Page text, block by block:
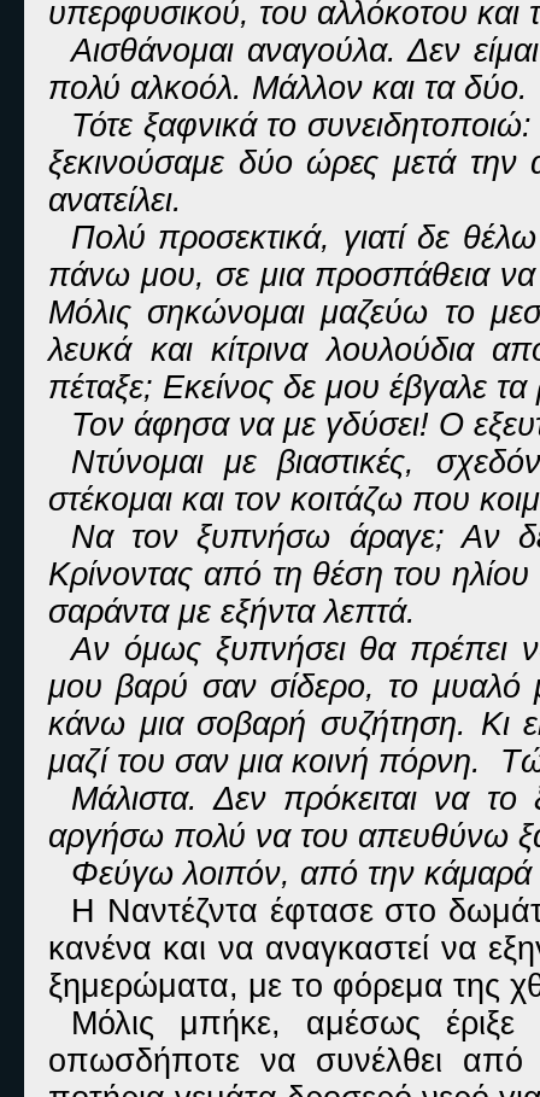
υπερφυσικού, του αλλόκοτου και
Αισθάνομαι αναγούλα. Δεν
πολύ αλκοόλ. Μάλλον και τα δύο.
Τότε ξαφνικά το
ξεκινούσαμε δύο ώρες μετά την
ανατείλει.
Πολύ προσεκτικά, γιατί δε
πάνω μου, σε μια προσπάθεια
Μόλις σηκώνομαι μαζεύω το
λευκά και κίτρινα λουλούδια
πέταξε; Εκείνος δε μου έβγαλε
Τον άφησα να με γδύσει! Ο
Ντύνομαι με βιαστικές,
στέκομαι και τον κοιτάζω που
Να τον ξυπνήσω άραγε; Αν δε
Κρίνοντας από τη θέση του ηλίου
σαράντα με εξήντα λεπτά.
Αν όμως ξυπνήσει θα πρέπει
μου βαρύ σαν σίδερο, το μυαλό
κάνω μια σοβαρή συζήτηση. Κι
μαζί του σαν μια κοινή πόρνη.
Μάλιστα. Δεν πρόκειται να
αργήσω πολύ να του απευθύνω
Φεύγω λοιπόν, από την κάμαρά
Η Ναντέζντα έφτασε στο
κανένα και να αναγκαστεί να
ξημερώματα, με το φόρεμα της
Μόλις μπήκε, αμέσως
οπωσδήποτε να συνέλθει από